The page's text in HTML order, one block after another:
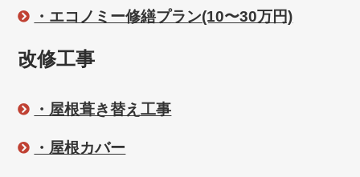
・エコノミー修繕プラン(10〜30万円)
改修工事
・屋根葺き替え工事
・屋根カバー